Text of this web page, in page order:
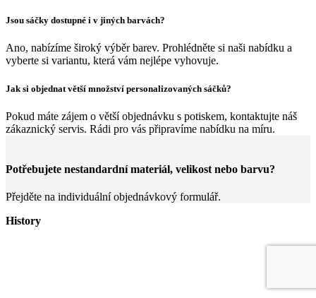
Jsou sáčky dostupné i v jiných barvách?
Ano, nabízíme široký výběr barev. Prohlédněte si naši nabídku a
vyberte si variantu, která vám nejlépe vyhovuje.
Jak si objednat větší množství personalizovaných sáčků?
Pokud máte zájem o větší objednávku s potiskem, kontaktujte náš
zákaznický servis. Rádi pro vás připravíme nabídku na míru.
Potřebujete nestandardní materiál, velikost nebo barvu?
Přejděte na individuální objednávkový formulář.
History